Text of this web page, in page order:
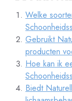
Welke
Gebruikt
producten
Hoe kan ik
Biedt